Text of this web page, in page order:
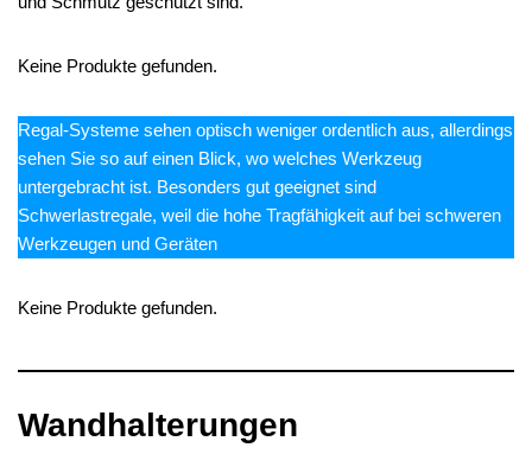
Keine Produkte gefunden.
Regal-Systeme sehen optisch weniger ordentlich aus, allerdings
sehen Sie so auf einen Blick, wo welches Werkzeug
untergebracht ist. Besonders gut geeignet sind
Schwerlastregale, weil die hohe Tragfähigkeit auf bei schweren
Werkzeugen und Geräten
Keine Produkte gefunden.
Wandhalterungen